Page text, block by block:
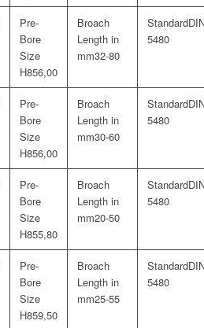
56,00
32-80
5480
56,00
30-60
5480
55,80
20-50
5480
59,50
25-55
5480